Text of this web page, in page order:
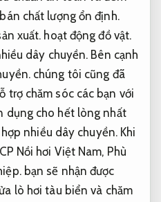
chất lượng ổn định.
xuất. hoạt động đồ vật.
dây chuyền. Bên cạnh
chúng tôi cũng đã
trợ chăm sóc các bạn với
dụng cho hết lòng nhất
hợp nhiều dây chuyền.Khi
Nồi hơi Việt Nam, Phù
bạn sẽ nhận được
lò hơi tàu biển và chăm